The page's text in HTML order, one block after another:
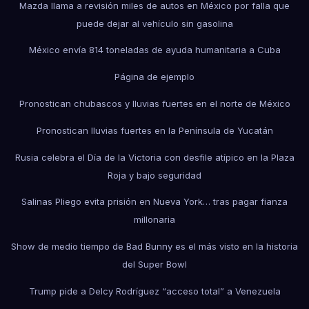
Mazda llama a revisión miles de autos en México por falla que
puede dejar al vehículo sin gasolina
México envía 814 toneladas de ayuda humanitaria a Cuba
Página de ejemplo
Pronostican chubascos y lluvias fuertes en el norte de México
Pronostican lluvias fuertes en la Península de Yucatán
Rusia celebra el Día de la Victoria con desfile atípico en la Plaza
Roja y bajo seguridad
Salinas Pliego evita prisión en Nueva York… tras pagar fianza
millonaria
Show de medio tiempo de Bad Bunny es el más visto en la historia
del Super Bowl
Trump pide a Delcy Rodríguez “acceso total” a Venezuela